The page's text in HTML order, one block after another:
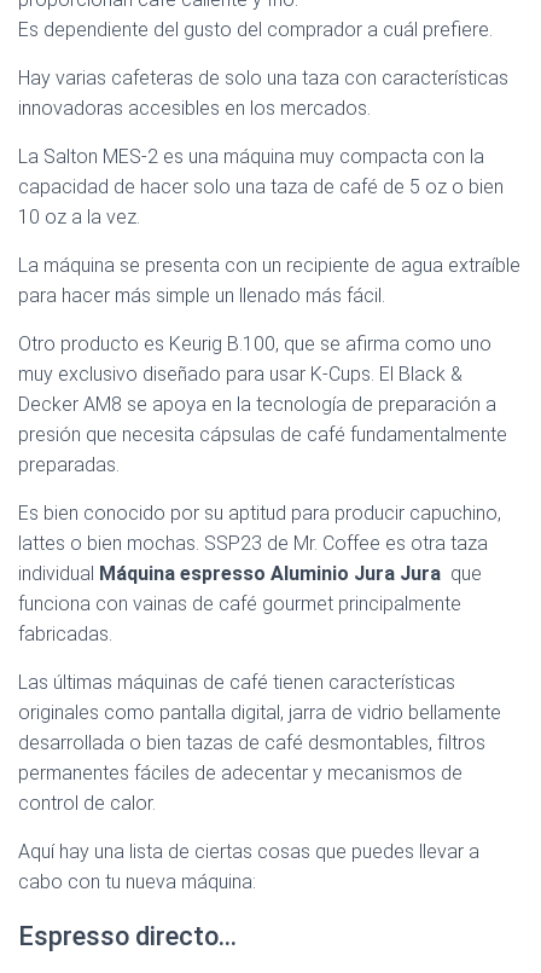
Es dependiente del gusto del comprador a cuál prefiere.
Hay varias cafeteras de solo una taza con características
innovadoras accesibles en los mercados.
La Salton MES-2 es una máquina muy compacta con la
capacidad de hacer solo una taza de café de 5 oz o bien
10 oz a la vez.
La máquina se presenta con un recipiente de agua extraíble
para hacer más simple un llenado más fácil.
Otro producto es Keurig B.100, que se afirma como uno
muy exclusivo diseñado para usar K-Cups. El Black &
Decker AM8 se apoya en la tecnología de preparación a
presión que necesita cápsulas de café fundamentalmente
preparadas.
Es bien conocido por su aptitud para producir capuchino,
lattes o bien mochas. SSP23 de Mr. Coffee es otra taza
individual Máquina espresso Aluminio Jura Jura que
funciona con vainas de café gourmet principalmente
fabricadas.
Las últimas máquinas de café tienen características
originales como pantalla digital, jarra de vidrio bellamente
desarrollada o bien tazas de café desmontables, filtros
permanentes fáciles de adecentar y mecanismos de
control de calor.
Aquí hay una lista de ciertas cosas que puedes llevar a
cabo con tu nueva máquina:
Espresso directo…